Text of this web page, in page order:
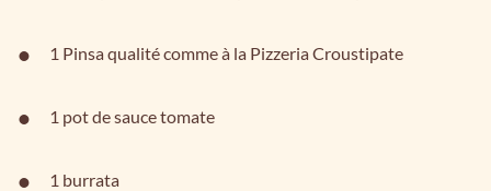
1 Pinsa qualité comme à la Pizzeria Croustipate
1 pot de sauce tomate
1 burrata